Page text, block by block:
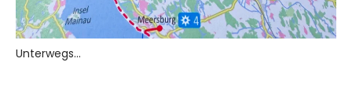
Unterwegs...